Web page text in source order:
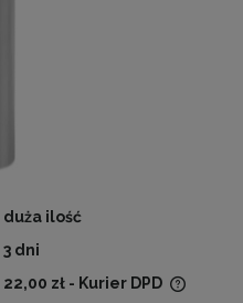
duża ilość
3 dni
22,00 zł - Kurier DPD